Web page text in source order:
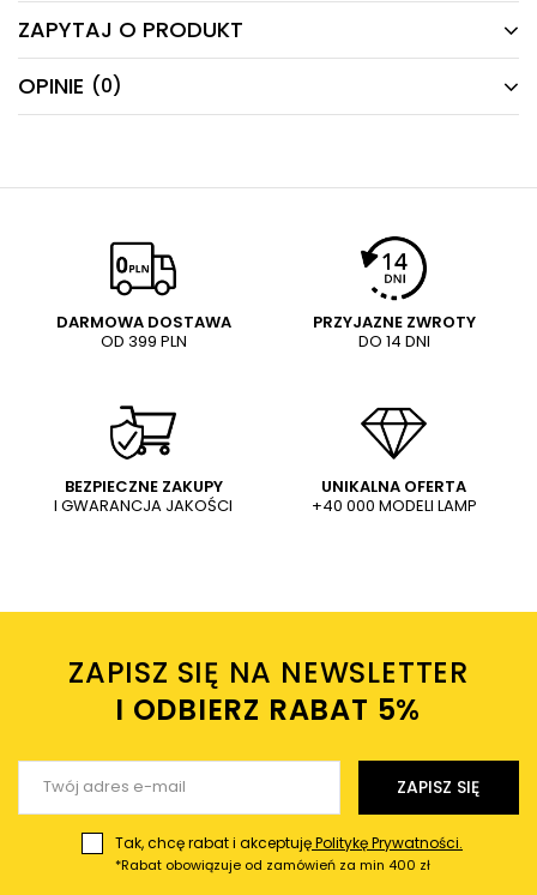
Producent gwarantuje naprawę lub wymianę sprzętu
do 24 miesięcy od daty zakupu. Skontaktuj się ze
sklepem za pośrednictwem formularza reklamacji
aby zamówić kuriera który odbierze sprzęt z Twojego
PRODUKTY Z TEJ SERII
szynoprzewodu
349,00 PLN
systemu szynowego czarny
349,00 PLN
ZAPYTAJ O PRODUKT
Masz pytania odnośnie produktu, oferty lub współpracy z
nami?
E-mail
Pytanie
OPINIE (0)
5/5
Treść twojej opinii
Dodaj własne zdjęcie produktu:
Twoje imię
Twój email
DARMOWA DOSTAWA
OD 399 PLN
PRZYJAZNE ZWROTY
DO 14 DNI
BEZPIECZNE ZAKUPY
I GWARANCJA JAKOŚCI
UNIKALNA OFERTA
+40 000 MODELI LAMP
ZAPISZ SIĘ NA NEWSLETTER
I ODBIERZ RABAT 5%ㅤ
ZAPISZ SIĘ
Tak, chcę rabat i akceptujęPolitykę Prywatności.
*Rabat obowiązuje od zamówień za min 400 zł